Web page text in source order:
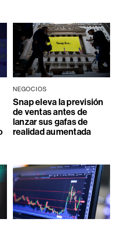
NEGOCIOS
Snap eleva la previsión
de ventas antes de
lanzar sus gafas de
realidad aumentada